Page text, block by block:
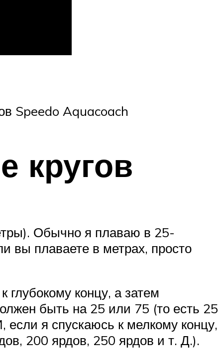
Speedo Aquacoach
кругов
Обычно я плаваю в 25-
вы плаваете в метрах, просто
глубокому концу, а затем
быть на 25 или 75 (то есть 25
я спускаюсь к мелкому концу,
200 ярдов, 250 ярдов и т. Д.).